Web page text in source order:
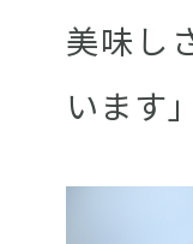
美味し
います」